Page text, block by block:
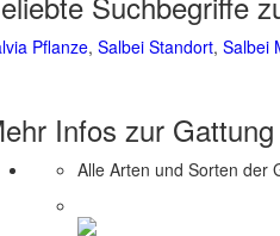
Pflanze, Salbei Standort, Salbei
Infos zur Gattung
Alle Arten und Sorten der